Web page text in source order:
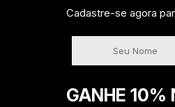
Cadastre-se agora
GANHE 10%